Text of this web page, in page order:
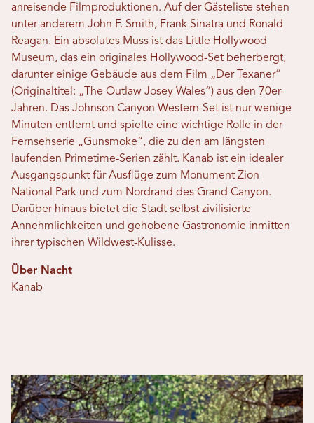
anreisende Filmproduktionen. Auf der Gästeliste stehen
unter anderem John F. Smith, Frank Sinatra und Ronald
Reagan. Ein absolutes Muss ist das Little Hollywood
Museum, das ein originales Hollywood-Set beherbergt,
darunter einige Gebäude aus dem Film „Der Texaner“
(Originaltitel: „The Outlaw Josey Wales“) aus den 70er-
Jahren. Das Johnson Canyon Western-Set ist nur wenige
Minuten entfernt und spielte eine wichtige Rolle in der
Fernsehserie „Gunsmoke“, die zu den am längsten
laufenden Primetime-Serien zählt. Kanab ist ein idealer
Ausgangspunkt für Ausflüge zum Monument Zion
National Park und zum Nordrand des Grand Canyon.
Darüber hinaus bietet die Stadt selbst zivilisierte
Annehmlichkeiten und gehobene Gastronomie inmitten
ihrer typischen Wildwest-Kulisse.
Über Nacht
Kanab